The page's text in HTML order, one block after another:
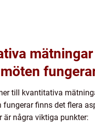
till kvantitativa
fungerar finns det flera
är några viktiga punkter: